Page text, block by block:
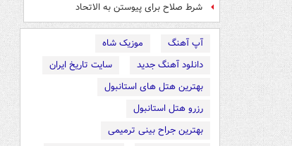
شرط صلاح برای پیوستن به الاتحاد
آپ آهنگ
موزیک شاه
دانلود آهنگ جدید
سایت تاریخ ایران
بهترین هتل های استانبول
رزرو هتل استانبول
بهترین جراح بینی ترمیمی